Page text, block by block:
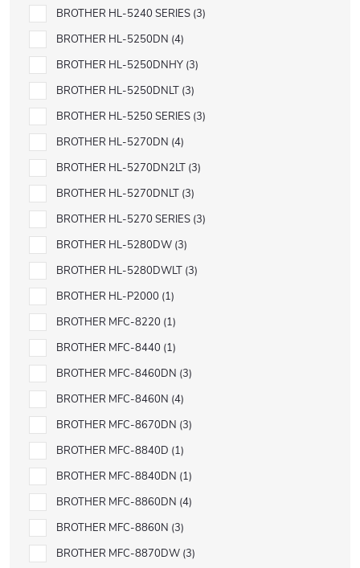
BROTHER HL-5240 SERIES 3
BROTHER HL-5250DN 4
BROTHER HL-5250DNHY 3
BROTHER HL-5250DNLT 3
BROTHER HL-5250 SERIES 3
BROTHER HL-5270DN 4
BROTHER HL-5270DN2LT 3
BROTHER HL-5270DNLT 3
BROTHER HL-5270 SERIES 3
BROTHER HL-5280DW 3
BROTHER HL-5280DWLT 3
BROTHER HL-P2000 1
BROTHER MFC-8220 1
BROTHER MFC-8440 1
BROTHER MFC-8460DN 3
BROTHER MFC-8460N 4
BROTHER MFC-8670DN 3
BROTHER MFC-8840D 1
BROTHER MFC-8840DN 1
BROTHER MFC-8860DN 4
BROTHER MFC-8860N 3
BROTHER MFC-8870DW 3